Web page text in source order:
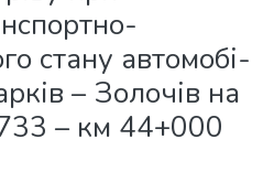
стану автомобі-
– Золочів на
– км 44+000